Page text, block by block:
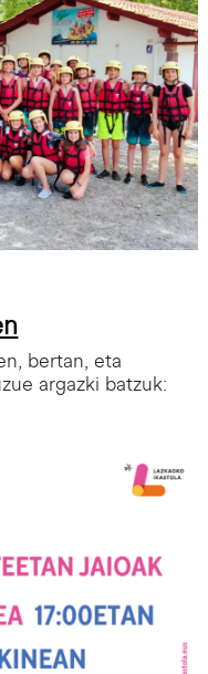
bertan, eta
argazki batzuk: